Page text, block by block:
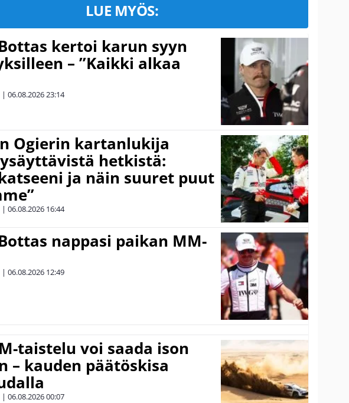
LUE MYÖS:
kertoi karun syyn
– ”Kaikki alkaa
| 06.08.202623:14
Ogierin kartanlukija
hetkistä:
ja näin suuret puut
| 06.08.2026 16:44
nappasi paikan MM-
| 06.08.2026 12:49
taistelu voi saada ison
– kauden päätöskisa
| 06.08.202600:07